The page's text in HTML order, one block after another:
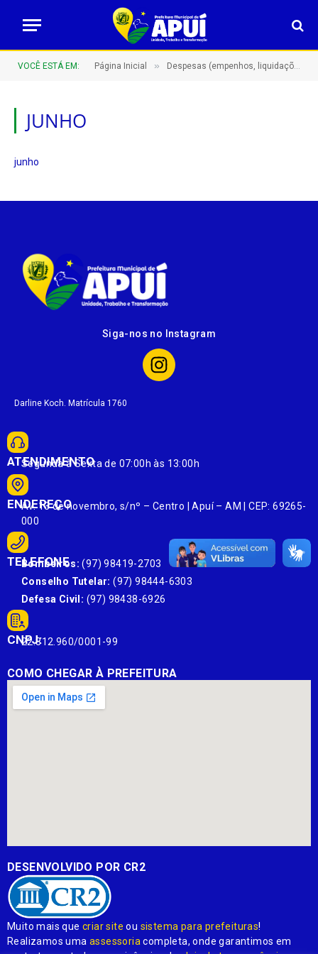
VOCÊ ESTÁ EM: Página Inicial » Despesas (empenhos, liquidações e pagamentos)
JUNHO
junho
Siga-nos no Instagram
Darline Koch. Matrícula 1760
ATENDIMENTO
Segunda à Sexta de 07:00h às 13:00h
ENDEREÇO
Av. 13 de novembro, s/nº – Centro | Apuí – AM | CEP: 69265-
000
TELEFONE
Bombeiros: (97) 98419-2703
Conselho Tutelar: (97) 98444-6303
Defesa Civil: (97) 98438-6926
CNPJ:
22.812.960/0001-99
COMO CHEGAR À PREFEITURA
DESENVOLVIDO POR CR2
Muito mais quecriar site ou sistema para prefeituras!
Realizamos umaassessoria completa, onde garantimos em